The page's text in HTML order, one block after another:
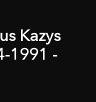
Kazys
1991 -